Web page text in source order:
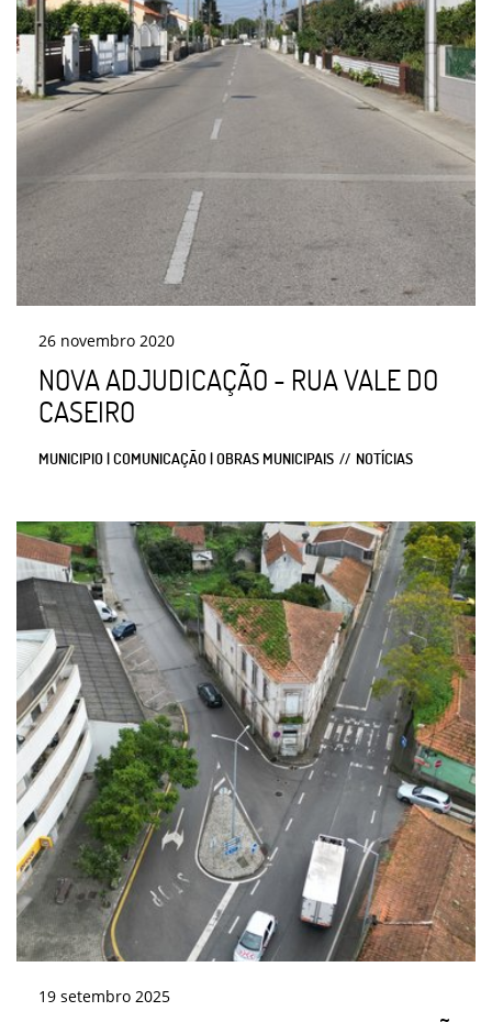
26 novembro 2020
NOVA ADJUDICAÇÃO - RUA VALE DO
CASEIRO
MUNICIPIO | COMUNICAÇÃO | OBRAS MUNICIPAIS NOTÍCIAS
19 setembro 2025